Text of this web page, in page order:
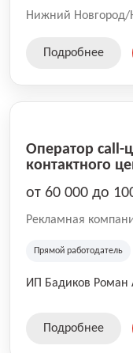
Нижний Новгород/
Подробнее
Оператор call-
контактного
от 60 000 до
Рекламная
Прямой работодатель
ИП Бадиков Роман
Подробнее